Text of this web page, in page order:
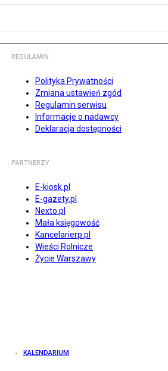
REGULAMIN
Polityka Prywatności
Zmiana ustawień zgód
Regulamin serwisu
Informacje o nadawcy
Deklaracja dostępności
PARTNERZY
E-kiosk.pl
E-gazety.pl
Nexto.pl
Mała księgowość
Kancelarierp.pl
Wieści Rolnicze
Życie Warszawy
KALENDARIUM